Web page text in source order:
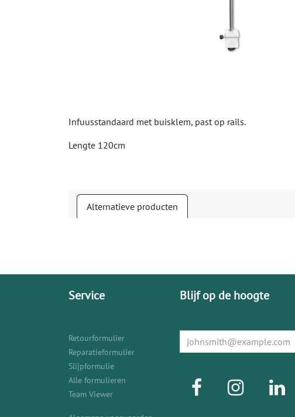
Infuusstandaard met buisklem, past op rails.
Lengte 120cm
Alternatieve producten
Service
Retourformulier
Reparatieformulier
Slijpformulie
Alle formulieren
Team Viewer
Blijf op de hoogte